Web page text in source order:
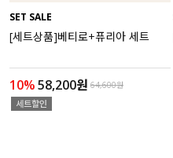
SET SALE
[세트상품]베티로+퓨리아 세트
10%58,200원 64,600원